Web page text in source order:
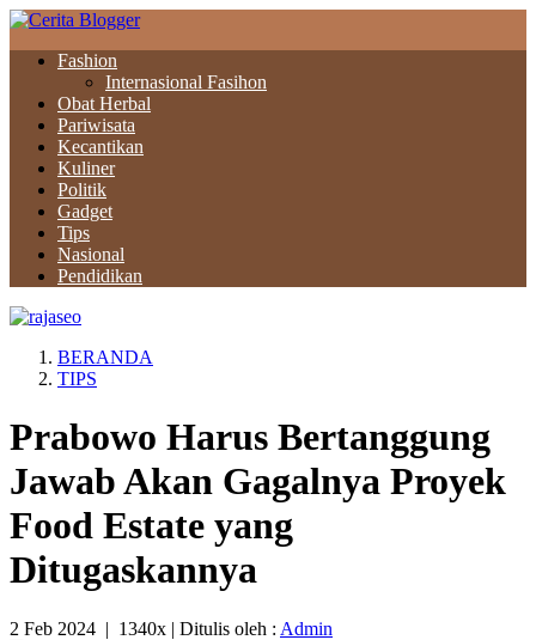
Fashion
Internasional Fasihon
Obat Herbal
Pariwisata
Kecantikan
Kuliner
Politik
Gadget
Tips
Nasional
Pendidikan
BERANDA
TIPS
Prabowo Harus Bertanggung
Jawab Akan Gagalnya Proyek
Food Estate yang
Ditugaskannya
2 Feb 2024 | 1340x | Ditulis oleh : Admin